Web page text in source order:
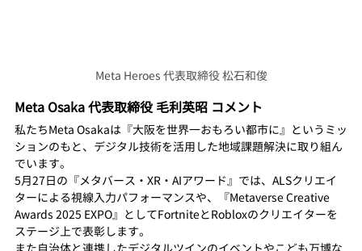
Meta Heroes 代表取締役 松石和俊
Meta Osaka 代表取締役 毛利英昭 コメント
私たちMeta Osakaは『大阪を世界一おもろい都市に』というミッ
ションのもと、デジタル技術を活用した地域課題解決に取り組ん
でいます。
5月27日の『メタバース・XR・AIアワード』では、ALSクリエイ
ターによる視線入力パフォーマンスや、『Metaverse Creative
Awards 2025 EXPO』としてFortniteとRobloxのクリエイターを
ステージ上で表彰します。
また自治体と連携したデジタルツインのイベントやこども万博な